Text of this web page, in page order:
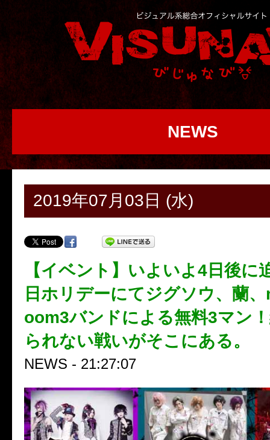
NEWS
2019年07月03日 (水)
【イベント】いよいよ4日後に
日ホリデーにてジグソウ、蘭
oom3バンドによる無料3マン
られない戦いがそこにある。
NEWS - 21:27:07